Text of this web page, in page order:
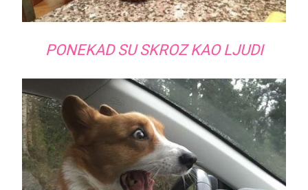
PONEKAD SU SKROZ KAO LJUDI